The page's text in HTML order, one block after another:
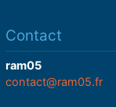
Contact
ram05
contact@ram05.fr